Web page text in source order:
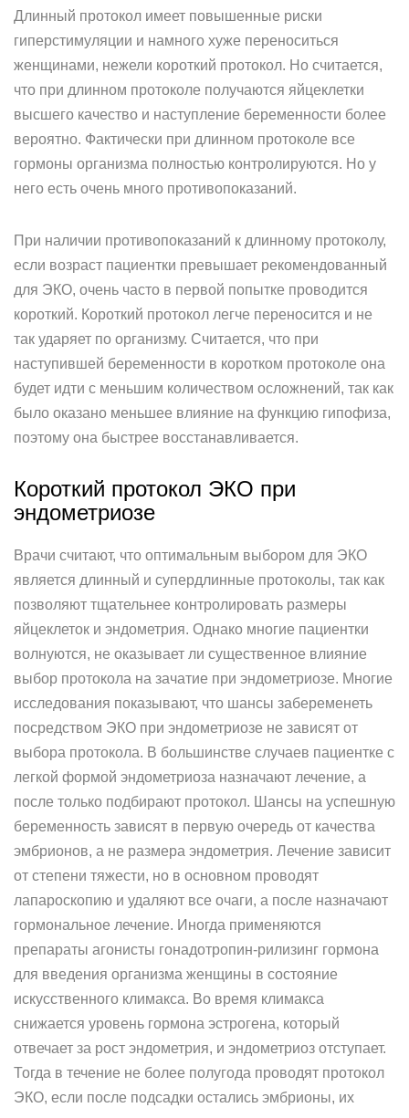
Длинный протокол имеет повышенные риски
гиперстимуляции и намного хуже переноситься
женщинами, нежели короткий протокол. Но считается,
что при длинном протоколе получаются яйцеклетки
высшего качество и наступление беременности более
вероятно. Фактически при длинном протоколе все
гормоны организма полностью контролируются. Но у
него есть очень много противопоказаний.
При наличии противопоказаний к длинному протоколу,
если возраст пациентки превышает рекомендованный
для ЭКО, очень часто в первой попытке проводится
короткий. Короткий протокол легче переносится и не
так ударяет по организму. Считается, что при
наступившей беременности в коротком протоколе она
будет идти с меньшим количеством осложнений, так как
было оказано меньшее влияние на функцию гипофиза,
поэтому она быстрее восстанавливается.
Короткий протокол ЭКО при
эндометриозе
Врачи считают, что оптимальным выбором для ЭКО
является длинный и супердлинные протоколы, так как
позволяют тщательнее контролировать размеры
яйцеклеток и эндометрия. Однако многие пациентки
волнуются, не оказывает ли существенное влияние
выбор протокола на зачатие при эндометриозе. Многие
исследования показывают, что шансы забеременеть
посредством ЭКО при эндометриозе не зависят от
выбора протокола. В большинстве случаев пациентке с
легкой формой эндометриоза назначают лечение, а
после только подбирают протокол. Шансы на успешную
беременность зависят в первую очередь от качества
эмбрионов, а не размера эндометрия. Лечение зависит
от степени тяжести, но в основном проводят
лапароскопию и удаляют все очаги, а после назначают
гормональное лечение. Иногда применяются
препараты агонисты гонадотропин-рилизинг гормона
для введения организма женщины в состояние
искусственного климакса. Во время климакса
снижается уровень гормона эстрогена, который
отвечает за рост эндометрия, и эндометриоз отступает.
Тогда в течение не более полугода проводят протокол
ЭКО, если после подсадки остались эмбрионы, их